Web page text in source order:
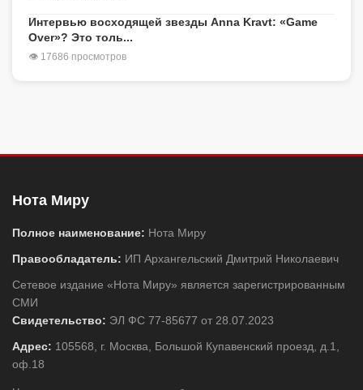
Интервью восходящей звезды Anna Kravt: «Game
Over»? Это толь...
👁 17686 просмотров
Нота Миру
Полное наименование: Нота Миру
Правообладатель: ИП Архангельский Дмитрий Николаевич
Сетевое издание «Нота Миру» является зарегистрированным
СМИ
Свидетельство: ЭЛ ФС 77-85677 от 28.07.2023
Адрес: 105568, г. Москва, Большой Купавенский проезд, д.1,
оф.18